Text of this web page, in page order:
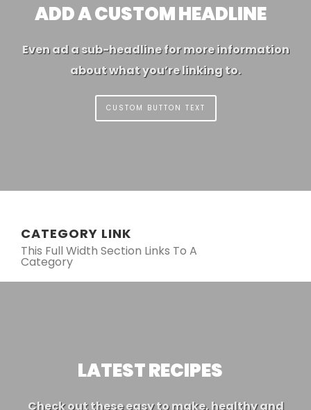
ADD A CUSTOM HEADLINE
Even ad a sub-headline for more information
about what you’re linking to.
CUSTOM BUTTON TEXT
CATEGORY LINK
This Full Width Section Links To A
Category
LATEST RECIPES
Check out these easy to make, healthy and